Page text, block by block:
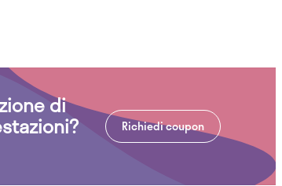
di
Richiedi coupon